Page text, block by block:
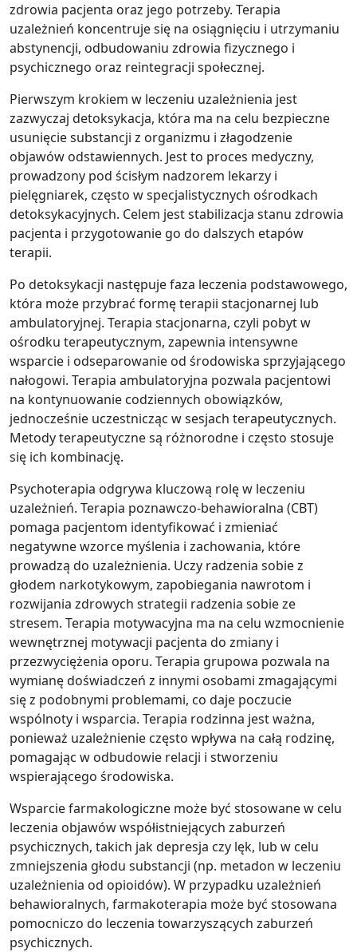
zdrowia pacjenta oraz jego potrzeby. Terapia
uzależnień koncentruje się na osiągnięciu i utrzymaniu
abstynencji, odbudowaniu zdrowia fizycznego i
psychicznego oraz reintegracji społecznej.
Pierwszym krokiem w leczeniu uzależnienia jest
zazwyczaj detoksykacja, która ma na celu bezpieczne
usunięcie substancji z organizmu i złagodzenie
objawów odstawiennych. Jest to proces medyczny,
prowadzony pod ścisłym nadzorem lekarzy i
pielęgniarek, często w specjalistycznych ośrodkach
detoksykacyjnych. Celem jest stabilizacja stanu zdrowia
pacjenta i przygotowanie go do dalszych etapów
terapii.
Po detoksykacji następuje faza leczenia podstawowego,
która może przybrać formę terapii stacjonarnej lub
ambulatoryjnej. Terapia stacjonarna, czyli pobyt w
ośrodku terapeutycznym, zapewnia intensywne
wsparcie i odseparowanie od środowiska sprzyjającego
nałogowi. Terapia ambulatoryjna pozwala pacjentowi
na kontynuowanie codziennych obowiązków,
jednocześnie uczestnicząc w sesjach terapeutycznych.
Metody terapeutyczne są różnorodne i często stosuje
się ich kombinację.
Psychoterapia odgrywa kluczową rolę w leczeniu
uzależnień. Terapia poznawczo-behawioralna (CBT)
pomaga pacjentom identyfikować i zmieniać
negatywne wzorce myślenia i zachowania, które
prowadzą do uzależnienia. Uczy radzenia sobie z
głodem narkotykowym, zapobiegania nawrotom i
rozwijania zdrowych strategii radzenia sobie ze
stresem. Terapia motywacyjna ma na celu wzmocnienie
wewnętrznej motywacji pacjenta do zmiany i
przezwyciężenia oporu. Terapia grupowa pozwala na
wymianę doświadczeń z innymi osobami zmagającymi
się z podobnymi problemami, co daje poczucie
wspólnoty i wsparcia. Terapia rodzinna jest ważna,
ponieważ uzależnienie często wpływa na całą rodzinę,
pomagając w odbudowie relacji i stworzeniu
wspierającego środowiska.
Wsparcie farmakologiczne może być stosowane w celu
leczenia objawów współistniejących zaburzeń
psychicznych, takich jak depresja czy lęk, lub w celu
zmniejszenia głodu substancji (np. metadon w leczeniu
uzależnienia od opioidów). W przypadku uzależnień
behawioralnych, farmakoterapia może być stosowana
pomocniczo do leczenia towarzyszących zaburzeń
psychicznych.